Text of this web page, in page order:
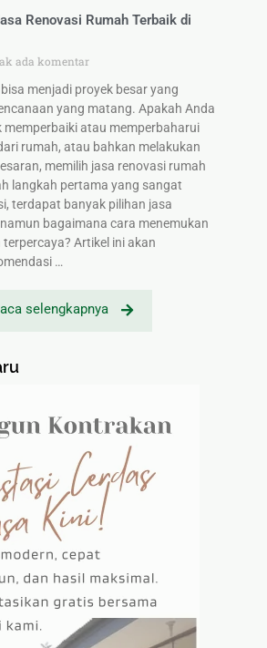
Renovasi Rumah Terbaik di
ada komentar
menjadi proyek besar yang
yang matang. Apakah Anda
memperbaiki atau memperbaharui
rumah, atau bahkan melakukan
memilih jasa renovasi rumah
langkah pertama yang sangat
terdapat banyak pilihan jasa
bagaimana cara menemukan
Artikel ini akan
…
selengkapnya